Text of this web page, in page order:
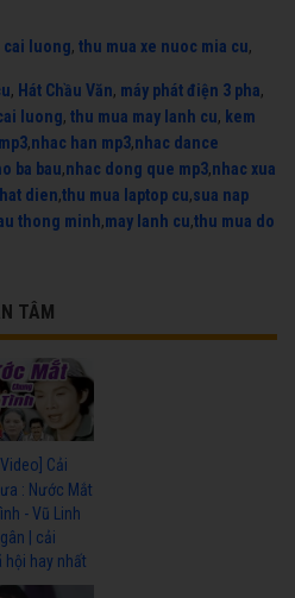
cai luong, thu mua xe nuoc mia cu,
, Hát Chầu Văn, máy phát điện 3 pha,
luong, thu mua may lanh cu, kem
,nhac han mp3,nhac dance
ba bau,nhac dong que mp3,nhac xua
dien,thu mua laptop cu,sua nap
thong minh,may lanh cu,thu mua do
TÂM
Video] Cải
: Nước Mắt
- Vũ Linh
| cải
hội hay nhất